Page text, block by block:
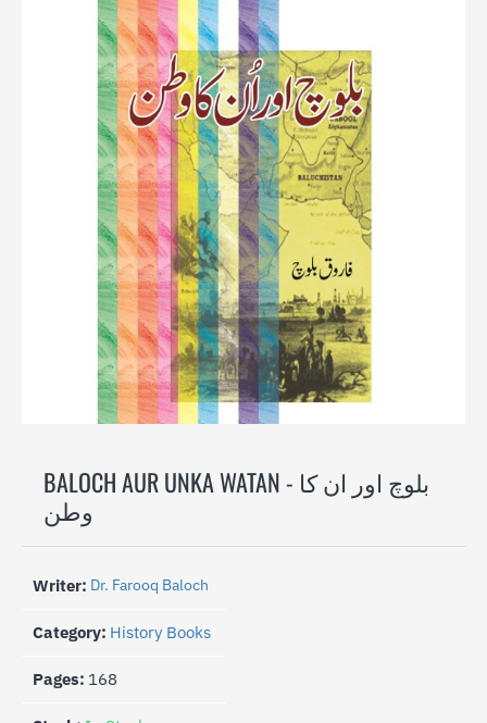
BALOCH AUR UNKA WATAN - بلوچ اور ان کا
وطن
Writer: Dr. Farooq Baloch
Category: History Books
Pages: 168